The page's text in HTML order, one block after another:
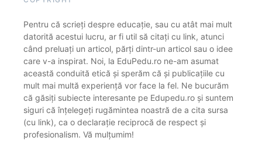
Pentru că scrieți despre educație, sau cu atât mai mult
datorită acestui lucru, ar fi util să citați cu link, atunci
când preluați un articol, părți dintr-un articol sau o idee
care v-a inspirat. Noi, la EduPedu.ro ne-am asumat
această conduită etică și sperăm că și publicațiile cu
mult mai multă experiență vor face la fel. Ne bucurăm
că găsiți subiecte interesante pe Edupedu.ro și suntem
siguri că înțelegeți rugămintea noastră de a cita sursa
(cu link), ca o declarație reciprocă de respect și
profesionalism. Vă mulțumim!